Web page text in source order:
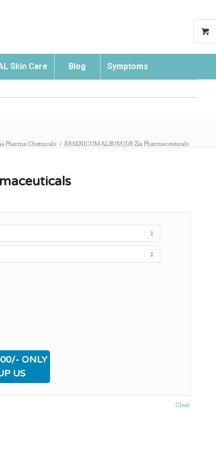
Skin Care Blog Symptoms
Pharma Chemicals / ARSENICUM ALBUM |DR Zia Pharmaceuticals
Clear
ONLY
US